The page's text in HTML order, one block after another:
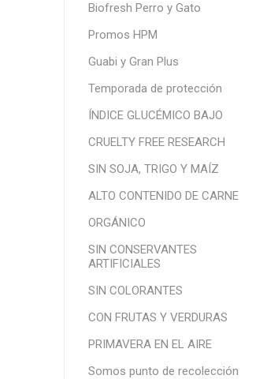
Biofresh Perro y Gato
Promos HPM
Guabi y Gran Plus
Temporada de protección
ÍNDICE GLUCÉMICO BAJO
CRUELTY FREE RESEARCH
SIN SOJA, TRIGO Y MAÍZ
ALTO CONTENIDO DE CARNE
ORGÁNICO
SIN CONSERVANTES
ARTIFICIALES
SIN COLORANTES
CON FRUTAS Y VERDURAS
PRIMAVERA EN EL AIRE
Somos punto de recolección